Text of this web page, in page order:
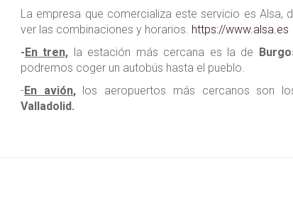
La empresa que comercializa este servicio es Alsa,
ver las combinaciones y horarios. https://www.alsa.es
-En tren, la estación más cercana es la de
podremos coger un autobús hasta el pueblo.
-En avión,los aeropuertos más cercanos son
Valladolid.